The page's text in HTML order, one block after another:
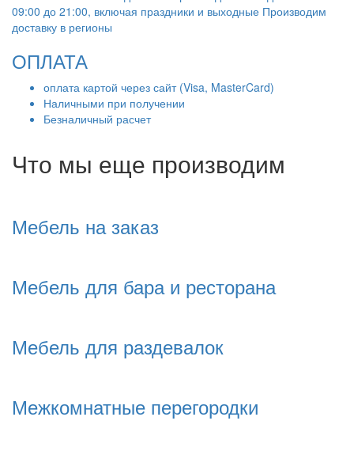
09:00 до 21:00, включая праздники и выходные Производим
доставку в регионы
ОПЛАТА
оплата картой через сайт (Visa, MasterCard)
Наличными при получении
Безналичный расчет
Что мы еще производим
Мебель на заказ
Мебель для бара и ресторана
Мебель для раздевалок
Межкомнатные перегородки